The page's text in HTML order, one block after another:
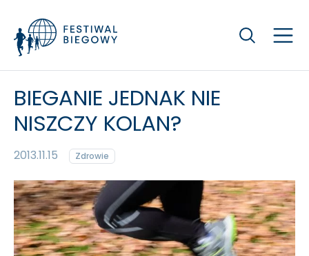
Szukaj
BIEGANIE JEDNAK NIE
NISZCZY KOLAN?
2013.11.15 Zdrowie